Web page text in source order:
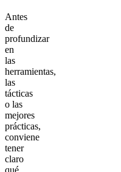
Antes
de
profundizar
en
las
herramientas,
las
tácticas
o las
mejores
prácticas,
conviene
tener
claro